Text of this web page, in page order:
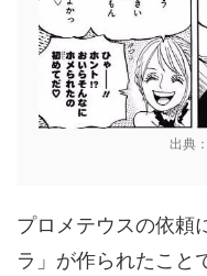
出典
プロメテウスの依頼
ラ」が作られたこと